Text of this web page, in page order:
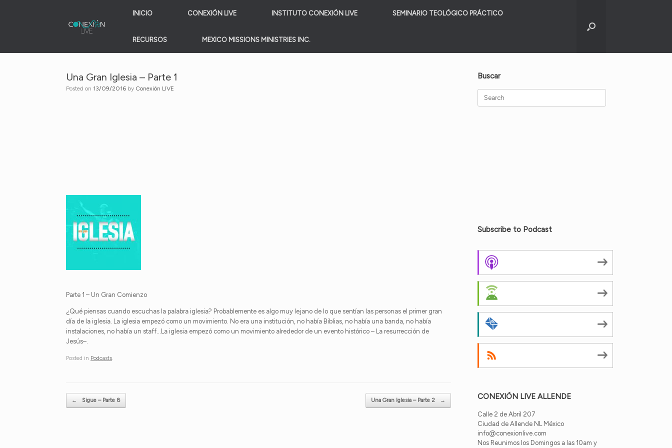
INICIO CONEXIÓN LIVE INSTITUTO CONEXIÓN LIVE SEMINARIO TEOLÓGICO PRÁCTICO
RECURSOS MEXICO MISSIONS MINISTRIES INC.
Una Gran Iglesia – Parte 1
Posted on 13/09/2016 by Conexión LIVE
Parte 1 – Un Gran Comienzo
¿Qué piensas cuando escuchas la palabra iglesia? Probablemente es algo muy lejano de lo que sentían las personas el primer gran
día de la iglesia. La iglesia empezó como un movimiento. No era una institución, no había Biblias, no había una banda, no había
instalaciones, no había un staff…La iglesia empezó como un movimiento alrededor de un evento histórico – La resurrección de
Jesús–.
Posted in Podcasts.
Post navigation
← Sigue – Parte 8 Una Gran Iglesia – Parte 2 →
Buscar
Search
Subscribe to Podcast
CONEXIÓN LIVE ALLENDE
Calle 2 de Abril 207
Ciudad de Allende NL México
info@conexionlive.com
Nos Reunimos los Domingos a las 10am y